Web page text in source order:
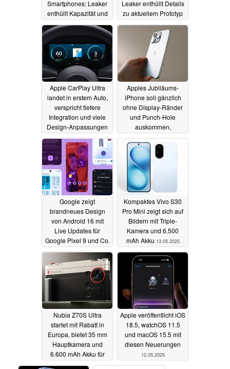
Smartphones: Leaker
enthüllt Kapazität und
Gewicht19.05.2025
Leaker enthüllt Details
zu aktuellem Prototyp
15.05.2025
Apple CarPlay Ultra
landet in erstem Auto,
verspricht tiefere
Integration und viele
Design-Anpassungen
15.05.2025
Apples Jubiläums-
iPhone soll gänzlich
ohne Display-Ränder
und Punch-Hole
auskommen,
erhalten 14.05.2025
Google zeigt
brandneues Design
von Android 16 mit
Live Updates für
Google Pixel 9 und Co.
13.05.2025
Kompaktes Vivo S30
Pro Mini zeigt sich auf
Bildern mit Triple-
Kamera und 6.500
mAh Akku 13.05.2025
Nubia Z70S Ultra
startet mit Rabatt in
Europa, bietet 35 mm
Hauptkamera und
6.600 mAh Akku für
729 Euro13.05.2025
Apple veröffentlicht iOS
18.5, watchOS 11.5
und macOS 15.5 mit
diesen Neuerungen
12.05.2025